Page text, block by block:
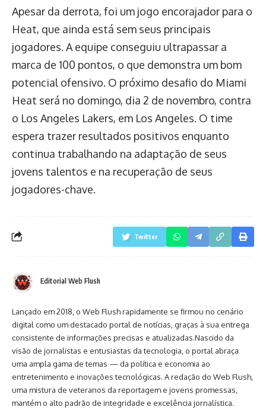
Apesar da derrota, foi um jogo encorajador para o
Heat, que ainda está sem seus principais
jogadores. A equipe conseguiu ultrapassar a
marca de 100 pontos, o que demonstra um bom
potencial ofensivo. O próximo desafio do Miami
Heat será no domingo, dia 2 de novembro, contra
o Los Angeles Lakers, em Los Angeles. O time
espera trazer resultados positivos enquanto
continua trabalhando na adaptação de seus
jovens talentos e na recuperação de seus
jogadores-chave.
Twitter
Editorial Web Flush
Lançado em 2018, o Web Flush rapidamente se firmou no cenário
digital como um destacado portal de notícias, graças à sua entrega
consistente de informações precisas e atualizadas.Nascido da
visão de jornalistas e entusiastas da tecnologia, o portal abraça
uma ampla gama de temas — da política e economia ao
entretenimento e inovações tecnológicas. A redação do Web Flush,
uma mistura de veteranos da reportagem e jovens promessas,
mantém o alto padrão de integridade e excelência jornalística.